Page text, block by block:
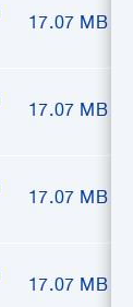
17.07 MB
17.07 MB
17.07 MB
17.07 MB